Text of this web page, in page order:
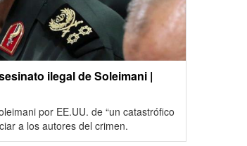
ilegal de Soleimani |
por EE.UU. de “un catastrófico
a los autores del crimen.